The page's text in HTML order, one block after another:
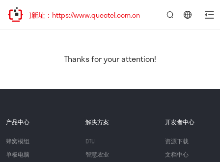
欢迎访问新址：https://www.quectel.com.cn
Thanks for your attention!
产品中心
蜂窝模组
单板电脑
解决方案
DTU
智慧农业
开发者中心
资源下载
文档中心